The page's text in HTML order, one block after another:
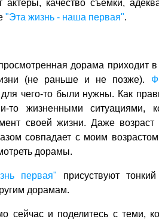
качество съёмки,
"Эта жизнь - наша первая".
дорама приходит
(не раньше и не позже).
чего-то были нужны. Как
то жизненными ситуациями,
своей жизни. Даже возраст
совпадает с моим
дорамы.
первая" присуствуют
дорамам.
сейчас и поделитесь с теми,